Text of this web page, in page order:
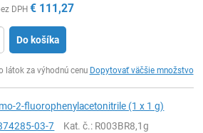
DPH € 111,27
Do košíka
látok za výhodnú cenu Dopytovať väčšie množstvo
2-fluorophenylacetonitrile (1 x 1 g)
03-7 Kat. č.: R003BR8,1g